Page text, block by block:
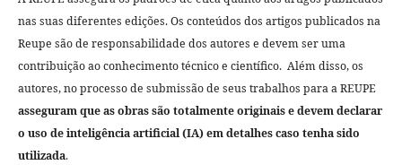
nas suas diferentes edições. Os conteúdos dos artigos publicados na
Reupe são de responsabilidade dos autores e devem ser uma
contribuição ao conhecimento técnico e científico. Além disso, os
autores, no processo de submissão de seus trabalhos para a REUPE
asseguram que as obras são totalmente originais e devem declarar
o uso de inteligência artificial (IA) em detalhes caso tenha sido
utilizada.